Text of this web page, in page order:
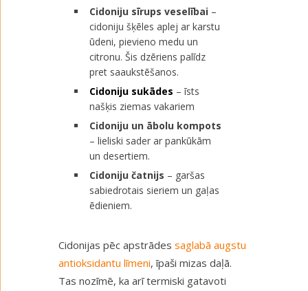
Cidoniju sīrups veselībai –
cidoniju šķēles aplej ar karstu
ūdeni, pievieno medu un
citronu. Šis dzēriens palīdz
pret saaukstēšanos.
Cidoniju sukādes – īsts
našķis ziemas vakariem
Cidoniju un ābolu kompots
– lieliski sader ar pankūkām
un desertiem.
Cidoniju čatnijs – garšas
sabiedrotais sieriem un gaļas
ēdieniem.
Cidonijas pēc apstrādes saglabā augstu
antioksidantu līmeni, īpaši mizas daļā.
Tas nozīmē, ka arī termiski gatavoti